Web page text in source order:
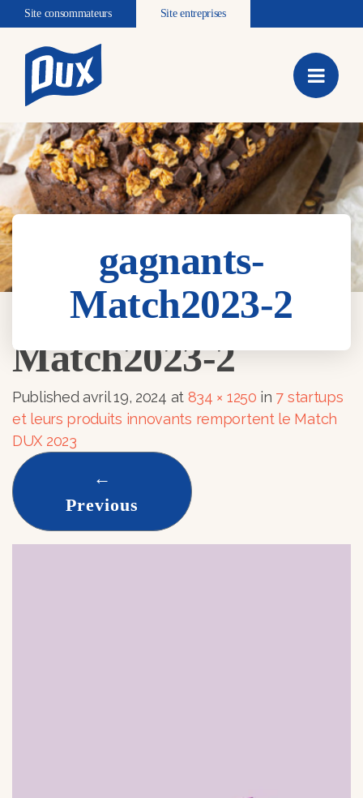
Site consommateurs Site entreprises
gagnants-
Match2023-2
gagnants-
Match2023-2
Publishedavril 19, 2024 at 834 × 1250 in 7 startups
et leurs produits innovants remportent le Match
DUX 2023
←
Previous